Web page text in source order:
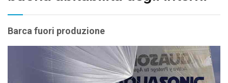
Barca fuori produzione